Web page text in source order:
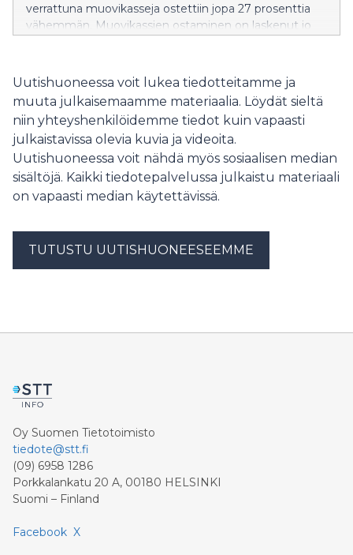
verrattuna muovikasseja ostettiin jopa 27 prosenttia
vähemmän. Muovikassien ostaminen on laskenut jo
Muovikassin ostamisen laskutrendi siis jatkuu, ja
muovikassien ostamisen kulttuuri näyttää
muuttuneen pysyvästi.
Uutishuoneessa voit lukea tiedotteitamme ja
muuta julkaisemaamme materiaalia. Löydät sieltä
niin yhteyshenkilöidemme tiedot kuin vapaasti
julkaistavissa olevia kuvia ja videoita.
Uutishuoneessa voit nähdä myös sosiaalisen median
sisältöjä. Kaikki tiedotepalvelussa julkaistu materiaali
on vapaasti median käytettävissä.
TUTUSTU UUTISHUONEESEEMME
Oy Suomen Tietotoimisto
tiedote@stt.fi
(09) 6958 1286
Porkkalankatu 20 A, 00180 HELSINKI
Suomi – Finland
Facebook X